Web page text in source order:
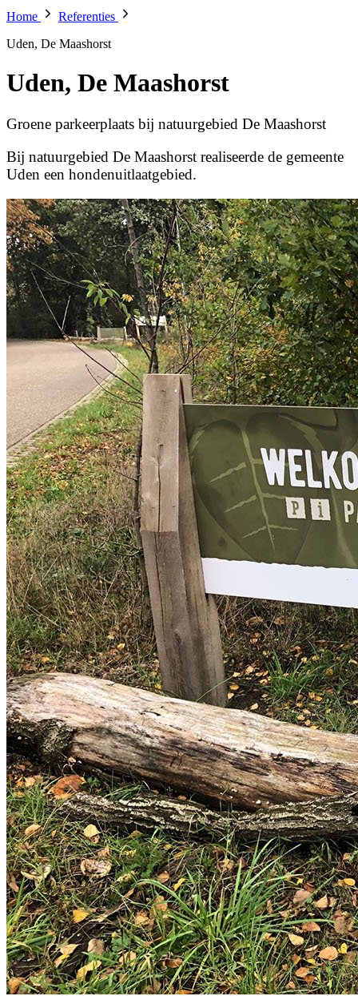
Home
Referenties
Uden, De Maashorst
Uden, De Maashorst
Groene parkeerplaats bij natuurgebied De Maashorst
Bij natuurgebied De Maashorst realiseerde de gemeente
Uden een hondenuitlaatgebied.